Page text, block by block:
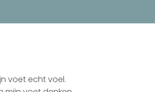
voet echt voel.